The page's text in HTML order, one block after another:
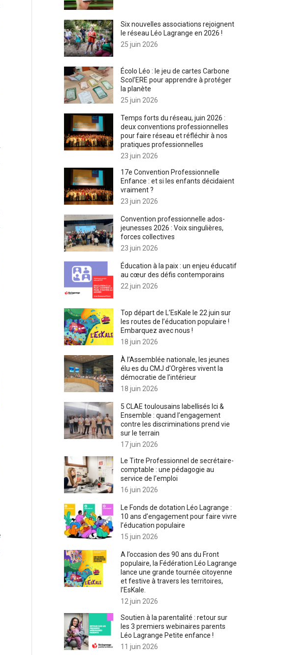
Six nouvelles associations rejoignent
le réseau Léo Lagrange en 2026 !
25 juin 2026
Écolo Léo : le jeu de cartes Carbone
Scol’ERE pour apprendre à protéger
la planète
25 juin 2026
Temps forts du réseau, juin 2026 :
deux conventions professionnelles
pour faire réseau et réfléchir à nos
pratiques professionnelles
23 juin 2026
17e Convention Professionnelle
Enfance : et si les enfants décidaient
vraiment ?
23 juin 2026
Convention professionnelle ados-
jeunesses 2026 : Voix singulières,
forces collectives
23 juin 2026
Éducation à la paix : un enjeu éducatif
au cœur des défis contemporains
22 juin 2026
Top départ de L’EsKale le 22 juin sur
les routes de l’éducation populaire !
Embarquez avec nous !
18 juin 2026
À l’Assemblée nationale, les jeunes
élu·es du CMJ d’Orgères vivent la
démocratie de l’intérieur
18 juin 2026
5 CLAE toulousains labellisés Ici &
Ensemble : quand l’engagement
contre les discriminations prend vie
sur le terrain
17 juin 2026
Le Titre Professionnel de secrétaire-
comptable : une pédagogie au
service de l’emploi
16 juin 2026
Le Fonds de dotation Léo Lagrange :
10 ans d’engagement pour faire vivre
l’éducation populaire
15 juin 2026
A l’occasion des 90 ans du Front
populaire, la Fédération Léo Lagrange
lance une grande tournée citoyenne
et festive à travers les territoires,
l’EsKale.
12 juin 2026
Soutien à la parentalité : retour sur
les 3 premiers webinaires parents
Léo Lagrange Petite enfance !
11 juin 2026